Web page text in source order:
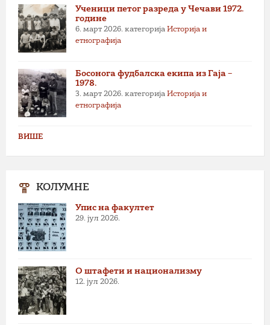
Ученици петог разреда у Чечави 1972.
године
6. март 2026. категорија Историја и
етнографија
Босонога фудбалска екипа из Гаја –
1978.
3. март 2026. категорија Историја и
етнографија
ВИШЕ
КОЛУМНЕ
Упис на факултет
29. јул 2026.
О штафети и национализму
12. јул 2026.